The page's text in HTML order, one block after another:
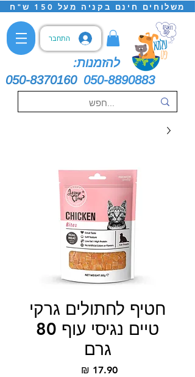
משלוחים חינם בקניה מעל 150 ש"ח
התחבר
להזמנות:
050-8370160 050-8890883
חטיף לחתולים גרקי
טיים נגיסי עוף 80
גרם
‏17.90 ‏₪